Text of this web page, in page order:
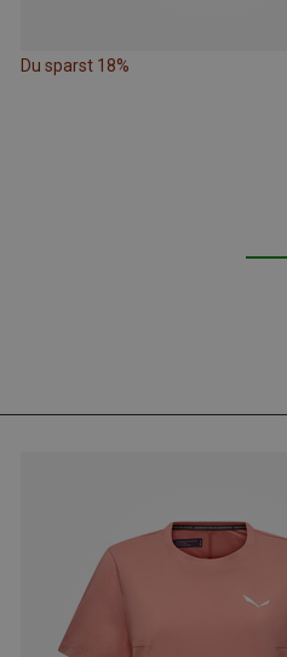
Du sparst 18%